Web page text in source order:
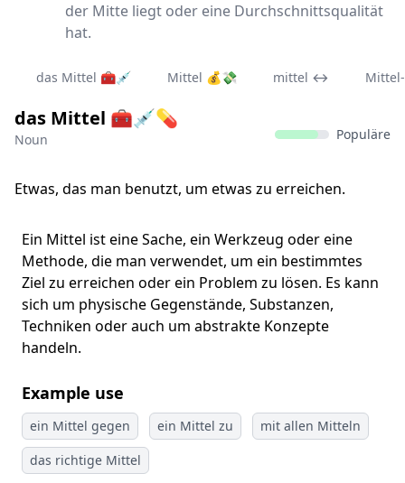
der Mitte liegt oder eine Durchschnittsqualität
hat.
das Mittel 🧰💉 Mittel 💰💸 mittel ↔️
das Mittel 🧰💉💊
Noun Populäre
Etwas, das man benutzt, um etwas zu erreichen.
Ein Mittel ist eine Sache, ein Werkzeug oder eine
Methode, die man verwendet, um ein bestimmtes
Ziel zu erreichen oder ein Problem zu lösen. Es kann
sich um physische Gegenstände, Substanzen,
Techniken oder auch um abstrakte Konzepte
handeln.
Example use
ein Mittel gegen ein Mittel zu
mit allen Mitteln
das richtige Mittel